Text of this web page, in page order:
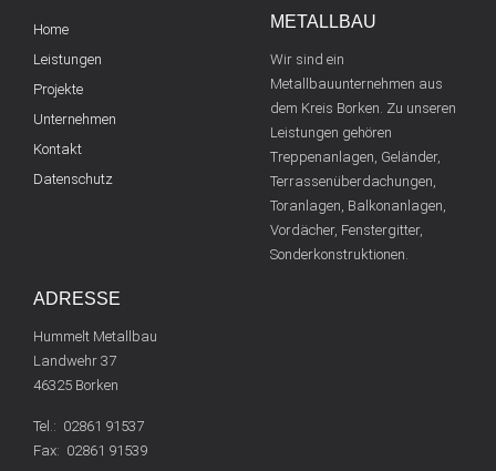
Home
Leistungen
Projekte
Unternehmen
Kontakt
Datenschutz
METALLBAU
Wir sind ein
Metallbauunternehmen aus
dem Kreis Borken. Zu unseren
Leistungen gehören
Treppenanlagen, Geländer,
Terrassenüberdachungen,
Toranlagen, Balkonanlagen,
Vordächer, Fenstergitter,
Sonderkonstruktionen.
ADRESSE
Hummelt Metallbau
Landwehr 37
46325 Borken
Tel.: 02861 91537
Fax: 02861 91539